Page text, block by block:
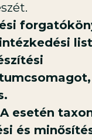
esetén
és